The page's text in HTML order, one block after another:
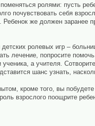
ролями: пусть
почувствовать себя
Ребенок же должен заранее
ролевых игр –
лечение, попросите
а учителя.
шанс узнать,
кроме того, вы
взрослого поощрите